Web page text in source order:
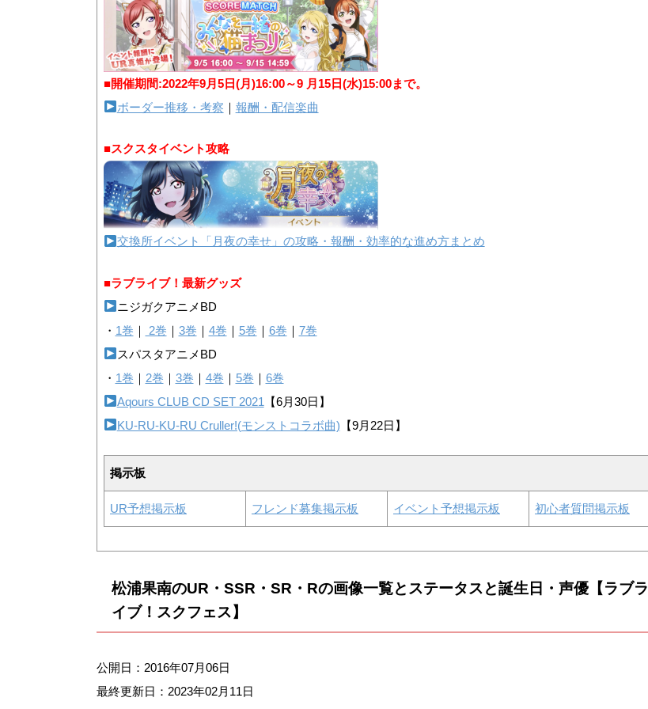
■開催期間:2022年9月5日(月)16:00～9 月15日(水)15:00まで。
ボーダー推移・考察 ｜ 報酬・配信楽曲
■スクスタイベント攻略
交換所イベント「月夜の幸せ」の攻略・報酬・効率的な進め方まとめ
■ラブライブ！最新グッズ
ニジガクアニメBD
・ 1巻 ｜ 2巻 ｜ 3巻 ｜ 4巻 ｜ 5巻 ｜ 6巻 ｜ 7巻
スパスタアニメBD
・ 1巻 ｜ 2巻 ｜ 3巻 ｜ 4巻 ｜ 5巻 ｜ 6巻
Aqours CLUB CD SET 2021 【6月30日】
KU-RU-KU-RU Cruller!(モンストコラボ曲) 【9月22日】
掲示板
UR予想掲示板 フレンド募集掲示板 イベント予想掲示板 初心者質問掲示板
松浦果南のUR・SSR・SR・Rの画像一覧とステータスと誕生日・声優【ラブラ
イブ！スクフェス】
公開日：2016年07月06日
最終更新日： 2023年02月11日